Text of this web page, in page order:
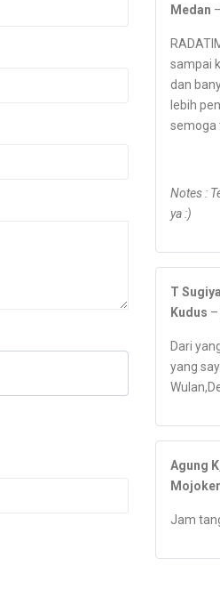
Medan –
sampai
dan
lebih
semoga
Notes :
ya :)
T
Kudus –
Dari
yang
Agung
Jam